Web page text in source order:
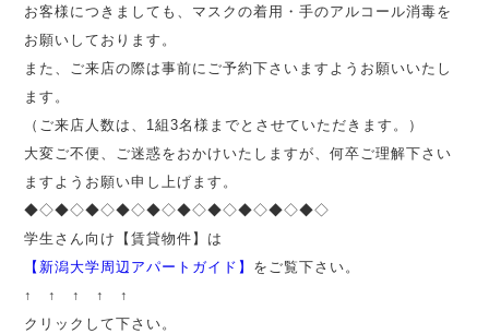
お客様につきましても、マスクの着用・手のアルコール消毒を
お願いしております。
また、ご来店の際は事前にご予約下さいますようお願いいたし
ます。
（ご来店人数は、1組3名様までとさせていただきます。）
大変ご不便、ご迷惑をおかけいたしますが、何卒ご理解下さい
ますようお願い申し上げます。
◆◇◆◇◆◇◆◇◆◇◆◇◆◇◆◇◆◇◆◇
学生さん向け【賃貸物件】は
【新潟大学周辺アパートガイド】 をご覧下さい。
↑ ↑ ↑ ↑ ↑
クリックして下さい。